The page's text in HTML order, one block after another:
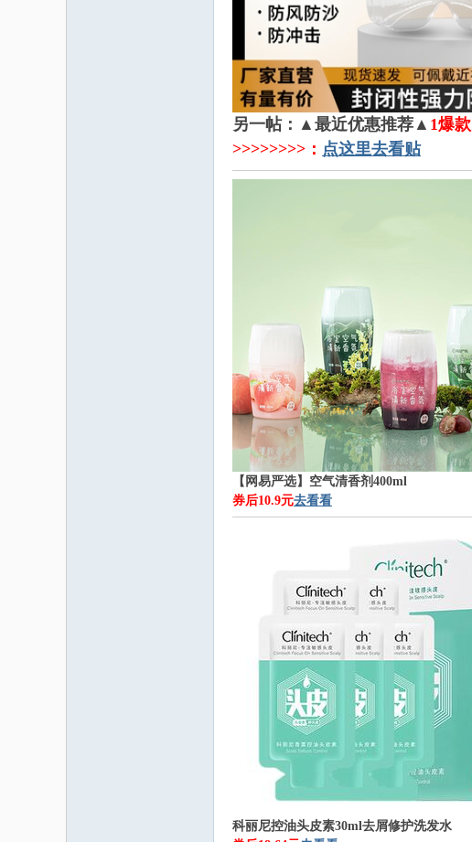
另一帖：▲最近优惠推荐▲ 1爆款
>>>>>>>>： 点这里去看贴
【网易严选】空气清香剂400ml
券后10.9元去看看
科丽尼控油头皮素30ml去屑修护洗发水